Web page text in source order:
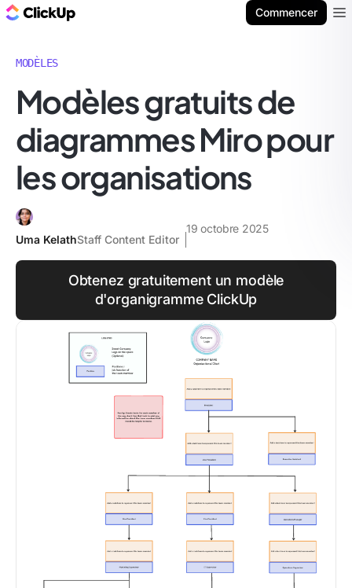
Commencer
MODÈLES
Modèles gratuits de
diagrammes Miro pour
les organisations
Uma KelathStaff Content Editor
19 octobre 2025
Obtenez gratuitement un modèle
d'organigramme ClickUp